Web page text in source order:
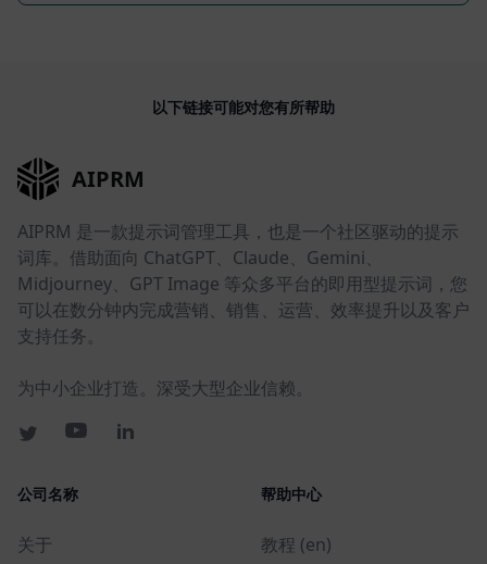
以下链接可能对您有所帮助
AIPRM
AIPRM 是一款提示词管理工具，也是一个社区驱动的提示
词库。借助面向 ChatGPT、Claude、Gemini、
Midjourney、GPT Image 等众多平台的即用型提示词，您
可以在数分钟内完成营销、销售、运营、效率提升以及客户
支持任务。
为中小企业打造。深受大型企业信赖。
公司名称
关于
帮助中心
教程 (en)